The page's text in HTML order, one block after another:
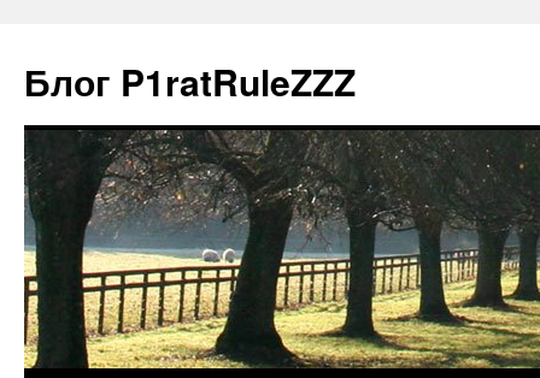
Блог P1ratRuleZZZ